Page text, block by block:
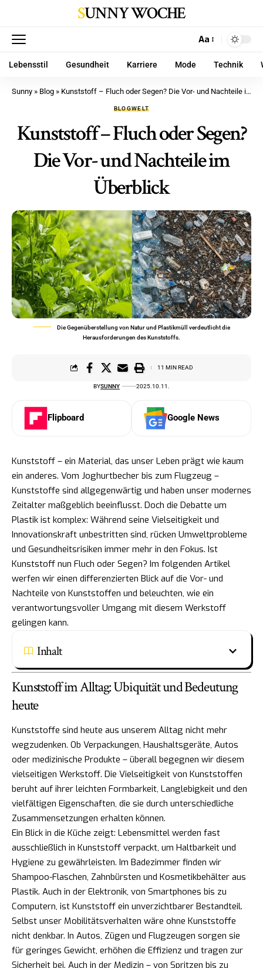
SUNNY WOCHE
Aa
Lebensstil Gesundheit Karriere Mode Technik
Sunny » Blog » Kunststoff – Fluch oder Segen? Die Vor- und Nachteile im Überblick
BLOGWELT
Kunststoff – Fluch oder Segen?
Die Vor- und Nachteile im
Überblick
Die Gegenüberstellung von Natur und Plastikmüll verdeutlicht die
Herausforderungen des Kunststoffs.
BYSUNNY 2025.10.11.
11 MIN READ
Flipboard Google News
Kunststoff – ein Material, das unser Leben prägt wie kaum
ein anderes. Vom Joghurtbecher bis zum Flugzeug –
Kunststoffe sind allgegenwärtig und haben unser modernes
Zeitalter maßgeblich beeinflusst. Doch die Debatte um
Plastik ist komplex: Während seine Vielseitigkeit und
Innovationskraft unbestritten sind, rücken Umweltprobleme
und Gesundheitsrisiken immer mehr in den Fokus. Ist
Kunststoff nun Fluch oder Segen? Im folgenden Artikel
werfen wir einen differenzierten Blick auf die Vor- und
Nachteile von Kunststoffen und beleuchten, wie ein
verantwortungsvoller Umgang mit diesem Werkstoff
gelingen kann.
Inhalt
Kunststoff im Alltag: Ubiquität und Bedeutung
heute
Kunststoffe sind heute aus unserem Alltag nicht mehr
wegzudenken. Ob Verpackungen, Haushaltsgeräte, Autos
oder medizinische Produkte – überall begegnen wir diesem
vielseitigen Werkstoff. Die Vielseitigkeit von Kunststoffen
beruht auf ihrer leichten Formbarkeit, Langlebigkeit und den
vielfältigen Eigenschaften, die sie durch unterschiedliche
Zusammensetzungen erhalten können.
Ein Blick in die Küche zeigt: Lebensmittel werden fast
ausschließlich in Kunststoff verpackt, um Haltbarkeit und
Hygiene zu gewährleisten. Im Badezimmer finden wir
Shampoo-Flaschen, Zahnbürsten und Kosmetikbehälter aus
Plastik. Auch in der Elektronik, von Smartphones bis zu
Computern, ist Kunststoff ein unverzichtbarer Bestandteil.
Selbst unser Mobilitätsverhalten wäre ohne Kunststoffe
nicht denkbar. In Autos, Zügen und Flugzeugen sorgen sie
für geringes Gewicht, erhöhen die Effizienz und tragen zur
Sicherheit bei. Auch in der Medizin – von Spritzen bis zu